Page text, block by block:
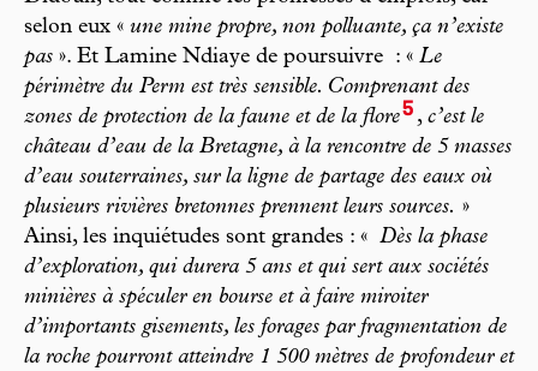
selon eux « une mine propre, non polluante, ça n’existe
pas ». Et Lamine Ndiaye de poursuivre : « Le
périmètre du Perm est très sensible. Comprenant des
zones de protection de la faune et de la flore5 , c’est le
château d’eau de la Bretagne, à la rencontre de 5 masses
d’eau souterraines, sur la ligne de partage des eaux où
plusieurs rivières bretonnes prennent leurs sources. »
Ainsi, les inquiétudes sont grandes : « Dès la phase
d’exploration, qui durera 5 ans et qui sert aux sociétés
minières à spéculer en bourse et à faire miroiter
d’importants gisements, les forages par fragmentation de
la roche pourront atteindre 1 500 mètres de profondeur et